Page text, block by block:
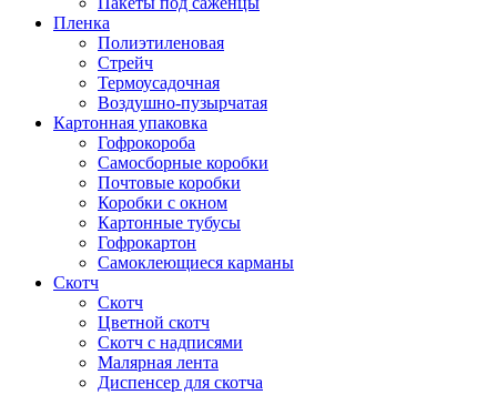
Пленка
Полиэтиленовая
Стрейч
Термоусадочная
Воздушно-пузырчатая
Картонная упаковка
Гофрокороба
Самосборные коробки
Почтовые коробки
Коробки с окном
Картонные тубусы
Гофрокартон
Самоклеющиеся карманы
Скотч
Скотч
Цветной скотч
Скотч с надписями
Малярная лента
Диспенсер для скотча